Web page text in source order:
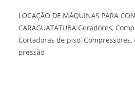
LOCAÇÃO DE MÁQUINAS PARA
CARAGUATATUBA Geradores,
Cortadoras de piso, Compressores,
pressão